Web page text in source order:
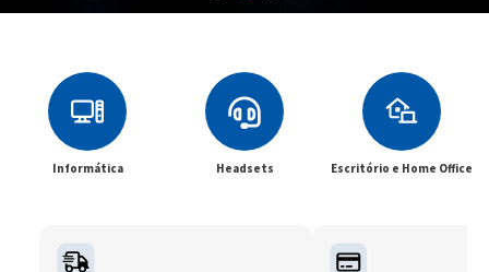
Informática Headsets Escritório e Home Office